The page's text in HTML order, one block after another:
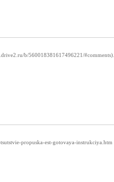
b/560018381617496221/
propuska-est-gotovaya-instrukciya.htm